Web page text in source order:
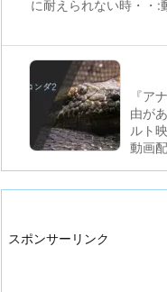
に耐えられない時・・:
『ア
由が
ルト
動画
スポンサーリンク